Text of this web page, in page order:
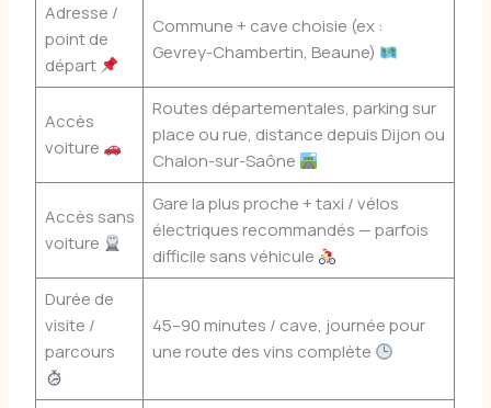
Adresse /
point de
départ
Commune + cave choisie (ex :
Gevrey-Chambertin, Beaune)
Accès
voiture
Routes départementales, parking sur
place ou rue, distance depuis Dijon ou
Chalon-sur-Saône
Accès sans
voiture
Gare la plus proche + taxi / vélos
électriques recommandés — parfois
difficile sans véhicule
Durée de
visite /
parcours
45–90 minutes / cave, journée pour
une route des vins complète